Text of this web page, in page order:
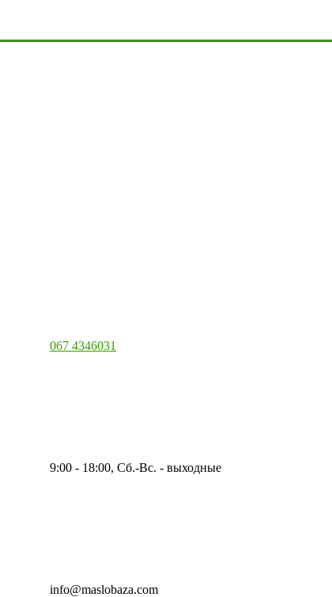
067 4346031
9:00 - 18:00, Сб.-Вс. - выходные
info@maslobaza.com